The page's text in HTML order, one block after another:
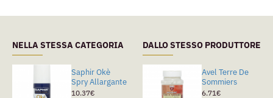
NELLA STESSA CATEGORIA
Saphir Okè
Spry Allargante
10.37€
Tarrago
Sneakers
Expander
DALLO STESSO PRODUTTORE
Avel Terre De
Sommiers
6.71€